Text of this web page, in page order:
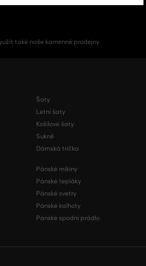
také naše kamenné prodejny.
Šaty
Letní šaty
Košilové šaty
Sukně
Dámská trička
Pánské mikiny
Pánské tepláky
Pánské svetry
Pánské kalhoty
Pánské spodní prádlo